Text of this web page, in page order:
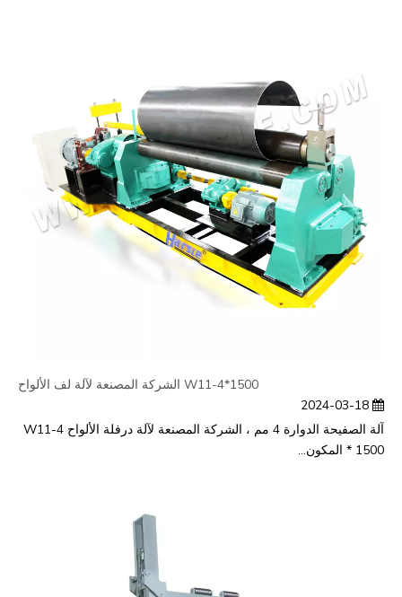
W11-4*1500 الشركة المصنعة لآلة لف الألواح
آلة الصفيحة الدوارة 4 مم ، الشركة المصنعة لآلة درفلة الألواح W11-4
* 1500 المكون...